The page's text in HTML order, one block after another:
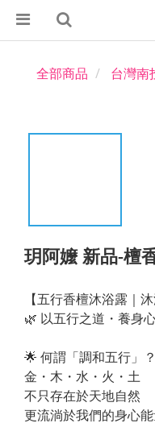
全部商品 台灣南
玥阿嬤 新品-檀
【五行香檀沐浴露｜
🌿 以五行之道・養身
🌟 何謂「調和五行」？
金・木・水・火・土
不只存在於天地自然
更流淌於我們的身心